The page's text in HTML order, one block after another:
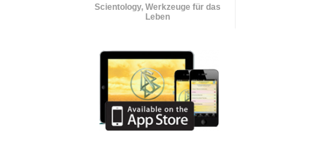
Scientology, Werkzeuge für das
Leben